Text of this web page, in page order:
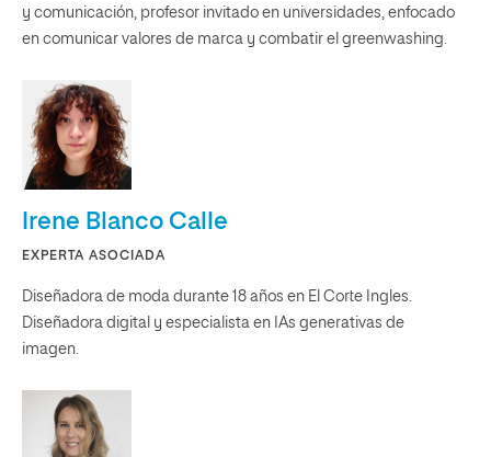
y comunicación, profesor invitado en universidades, enfocado
en comunicar valores de marca y combatir el greenwashing.
Irene Blanco Calle
EXPERTA ASOCIADA
Diseñadora de moda durante 18 años en El Corte Ingles.
Diseñadora digital y especialista en IAs generativas de
imagen.